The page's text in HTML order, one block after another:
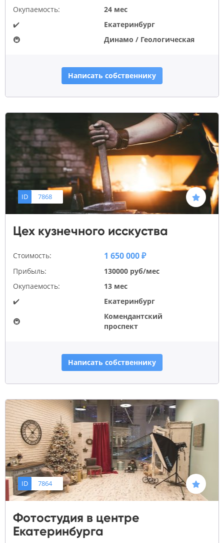
Окупаемость:
24 мес
✔️
Екатеринбург
🚇
Динамо / Геологическая
Написать собственнику
ID 7868
Цех кузнечного исскуства
Стоимость: 1 650 000 ₽
Прибыль:
130000 руб/мес
Окупаемость:
13 мес
✔️
Екатеринбург
🚇
Комендантский
проспект
Написать собственнику
ID 7864
Фотостудия в центре
Екатеринбурга